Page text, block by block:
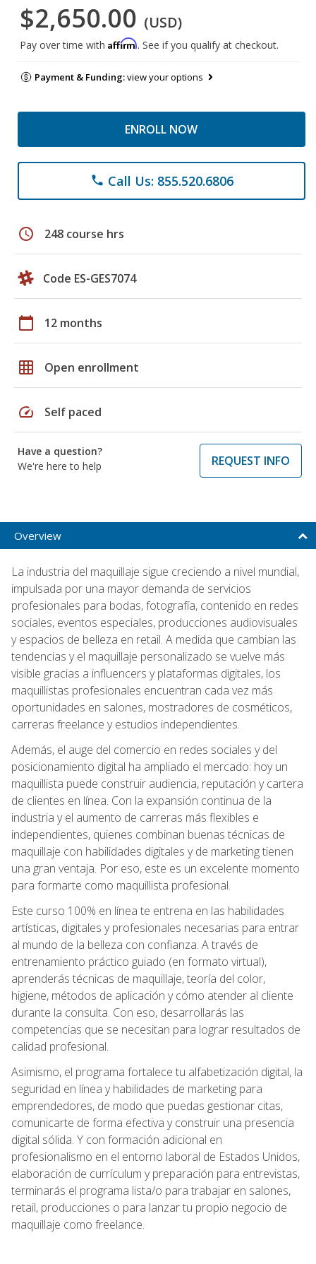
$2,650.00 (USD)
Pay over time with Affirm. See if you qualify at checkout.
Payment & Funding:view your options
ENROLL NOW
phone Call Us: 855.520.6806
schedule 248 course hrs
Code ES-GES7074
calendar_today 12 months
grid_on Open enrollment
speed Self paced
Have a question?
We're here to help
REQUEST INFO
Overview
La industria del maquillaje sigue creciendo a nivel mundial,
impulsada por una mayor demanda de servicios
profesionales para bodas, fotografía, contenido en redes
sociales, eventos especiales, producciones audiovisuales
y espacios de belleza en retail. A medida que cambian las
tendencias y el maquillaje personalizado se vuelve más
visible gracias a influencers y plataformas digitales, los
maquillistas profesionales encuentran cada vez más
oportunidades en salones, mostradores de cosméticos,
carreras freelance y estudios independientes.
Además, el auge del comercio en redes sociales y del
posicionamiento digital ha ampliado el mercado: hoy un
maquillista puede construir audiencia, reputación y cartera
de clientes en línea. Con la expansión continua de la
industria y el aumento de carreras más flexibles e
independientes, quienes combinan buenas técnicas de
maquillaje con habilidades digitales y de marketing tienen
una gran ventaja. Por eso, este es un excelente momento
para formarte como maquillista profesional.
Este curso 100% en línea te entrena en las habilidades
artísticas, digitales y profesionales necesarias para entrar
al mundo de la belleza con confianza. A través de
entrenamiento práctico guiado (en formato virtual),
aprenderás técnicas de maquillaje, teoría del color,
higiene, métodos de aplicación y cómo atender al cliente
durante la consulta. Con eso, desarrollarás las
competencias que se necesitan para lograr resultados de
calidad profesional.
Asimismo, el programa fortalece tu alfabetización digital, la
seguridad en línea y habilidades de marketing para
emprendedores, de modo que puedas gestionar citas,
comunicarte de forma efectiva y construir una presencia
digital sólida. Y con formación adicional en
profesionalismo en el entorno laboral de Estados Unidos,
elaboración de currículum y preparación para entrevistas,
terminarás el programa lista/o para trabajar en salones,
retail, producciones o para lanzar tu propio negocio de
maquillaje como freelance.